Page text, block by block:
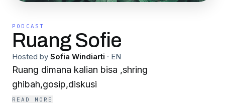
PODCAST
Ruang Sofie
Hosted by Sofia Windiarti · EN
Ruang dimana kalian bisa ,shring
ghibah,gosip,diskusi
READ MORE